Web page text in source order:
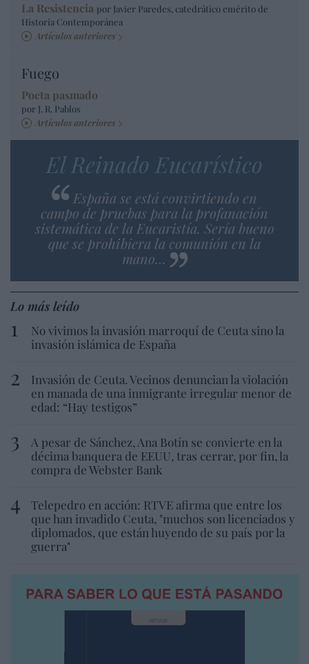
La Resistencia por Javier Paredes, catedrático emérito de
Historia Contemporánea
Artículos anteriores
Fuego
Poeta pasmado
por J. R. Pablos
Artículos anteriores
El Reinado Eucarístico
España se está convirtiendo en
campo de pruebas para la profanación
sistemática de la Eucaristía. Sería bueno
que se prohibiera la comunión en la
mano…
Lo más leído
No vivimos la invasión marroquí de Ceuta sino la
invasión islámica de España
Invasión de Ceuta. Vecinos denuncian la violación
en manada de una inmigrante irregular menor de
edad: “Hay testigos”
A pesar de Sánchez, Ana Botín se convierte en la
décima banquera de EEUU, tras cerrar, por fin, la
compra de Webster Bank
Telepedro en acción: RTVE afirma que entre los
que han invadido Ceuta, "muchos son licenciados y
diplomados, que están huyendo de su país por la
guerra"